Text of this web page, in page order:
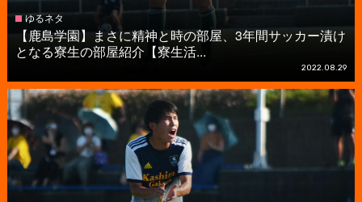
ゆるネタ
【鹿島学園】まさに精神と時の部屋、3年間サッカー漬け
となる寮生の部屋紹介【寮生活...
2022.08.29